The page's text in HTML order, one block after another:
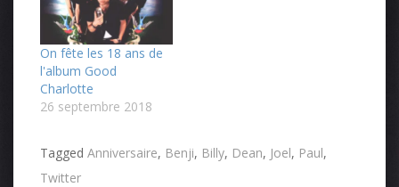
On fête les 18 ans de
l'album Good
Charlotte
26 septembre 2018
Tagged Anniversaire, Benji, Billy, Dean, Joel, Paul,
Twitter